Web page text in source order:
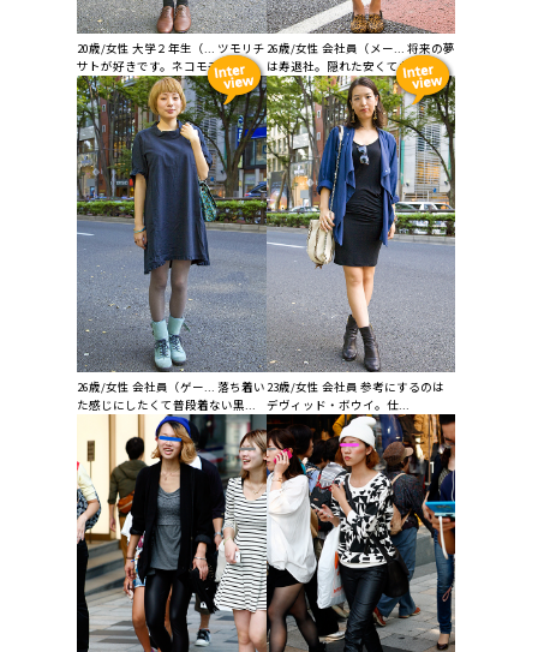
20歳/女性 大学２年生（... ツモリチ
サトが好きです。ネコモチーフ...
26歳/女性 会社員（メー... 将来の夢
は寿退社。隠れた安くておいし...
26歳/女性 会社員（ゲー... 落ち着い
た感じにしたくて普段着ない黒...
23歳/女性 会社員 参考にするのは
デヴィッド・ボウイ。仕...